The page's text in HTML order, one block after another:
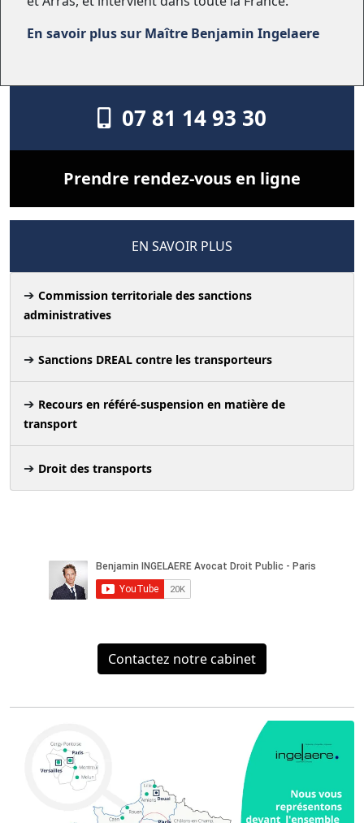
En savoir plus sur Maître Benjamin Ingelaere
07 81 14 93 30
Prendre rendez-vous en ligne
EN SAVOIR PLUS
Commission territoriale des sanctions
administratives
Sanctions DREAL contre les transporteurs
Recours en référé-suspension en matière de
transport
Droit des transports
Contactez notre cabinet